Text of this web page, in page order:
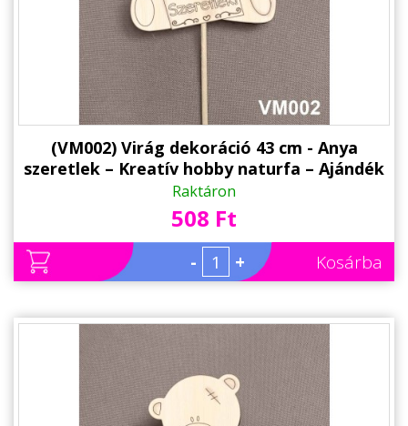
(VM002) Virág dekoráció 43 cm - Anya
szeretlek – Kreatív hobby naturfa – Ajándék
Anyáknak - Anyák napi ajándék
Raktáron
508 Ft
- + Kosárba